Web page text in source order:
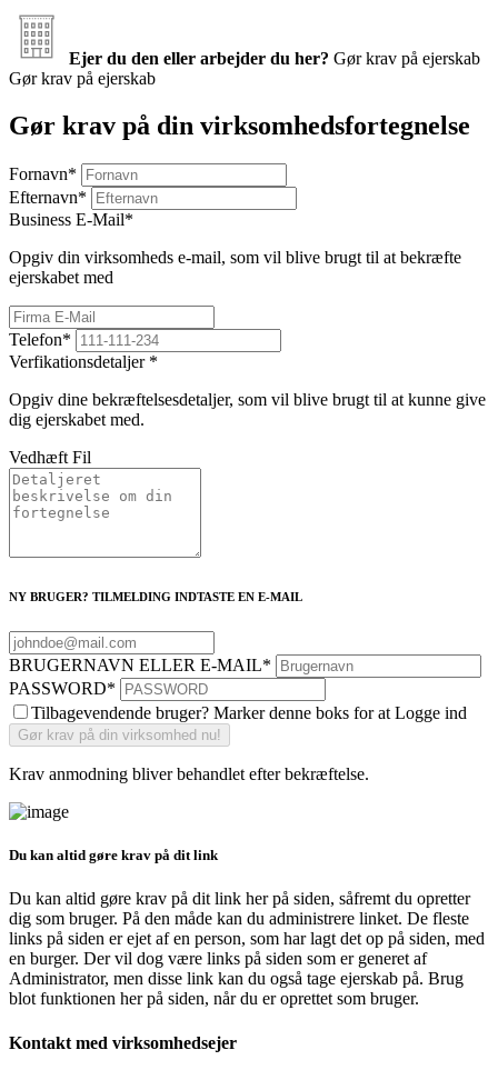
Ejer du den eller arbejder du her? Gør krav på ejerskab
Gør krav på ejerskab
Gør krav på din virksomhedsfortegnelse
Fornavn*
Efternavn*
Business E-Mail*
Opgiv din virksomheds e-mail, som vil blive brugt til at bekræfte
ejerskabet med
Telefon*
Verfikationsdetaljer *
Opgiv dine bekræftelsesdetaljer, som vil blive brugt til at kunne give
dig ejerskabet med.
Vedhæft Fil
NY BRUGER? TILMELDING INDTASTE EN E-MAIL
BRUGERNAVN ELLER E-MAIL*
PASSWORD*
Tilbagevendende bruger? Marker denne boks for at Logge ind
Krav anmodning bliver behandlet efter bekræftelse.
Du kan altid gøre krav på dit link
Du kan altid gøre krav på dit link her på siden, såfremt du opretter
dig som bruger. På den måde kan du administrere linket. De fleste
links på siden er ejet af en person, som har lagt det op på siden, med
en burger. Der vil dog være links på siden som er generet af
Administrator, men disse link kan du også tage ejerskab på. Brug
blot funktionen her på siden, når du er oprettet som bruger.
Kontakt med virksomhedsejer